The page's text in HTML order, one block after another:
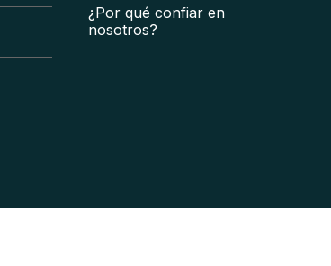
¿Por qué confiar en
nosotros?